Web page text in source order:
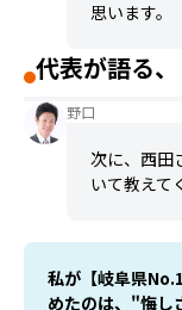
思います。
代表が語る
野口
次に、西田
いて教えて
私が【岐阜県
めたのは、 "悔し